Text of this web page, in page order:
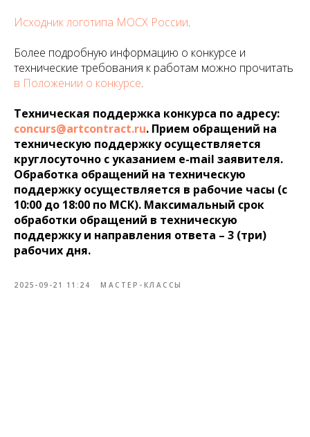
Исходник логотипа МОСХ России.
Более подробную информацию о конкурсе и
технические требования к работам можно прочитать
в Положении о конкурсе.
Техническая поддержка конкурса по адресу:
concurs@artcontract.ru. Прием обращений на
техническую поддержку осуществляется
круглосуточно с указанием e-mail заявителя.
Обработка обращений на техническую
поддержку осуществляется в рабочие часы (с
10:00 до 18:00 по МСК). Максимальный срок
обработки обращений в техническую
поддержку и направления ответа – 3 (три)
рабочих дня.
2025-09-21 11:24 МАСТЕР-КЛАССЫ